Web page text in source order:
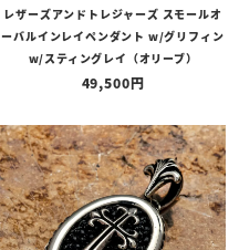
レザーズアンドトレジャーズ スモールオ
ーバルインレイペンダント w/グリフィン
w/スティングレイ（オリーブ）
49,500